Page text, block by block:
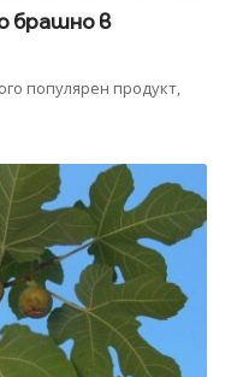
брашно в
популярен продукт,